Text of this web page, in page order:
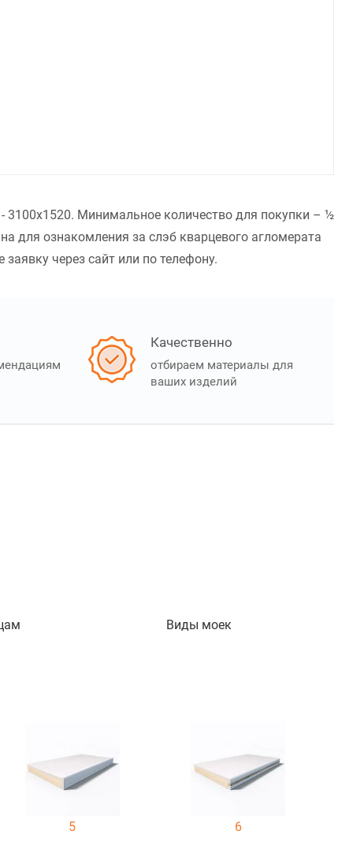
3100x1520. Минимальное количество для покупки – ½
для ознакомления за слэб кварцевого агломерата
через сайт или по телефону.
Качественно
отбираем материалы для
ваших изделий
Виды моек
5 6